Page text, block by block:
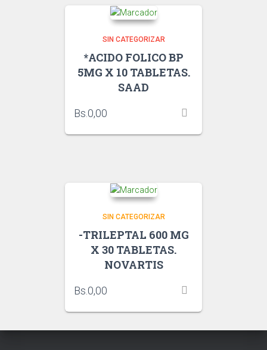
SIN CATEGORIZAR
*ACIDO FOLICO BP
5MG X 10 TABLETAS.
SAAD
Bs. 0,00
SIN CATEGORIZAR
-TRILEPTAL 600 MG
X 30 TABLETAS.
NOVARTIS
Bs. 0,00